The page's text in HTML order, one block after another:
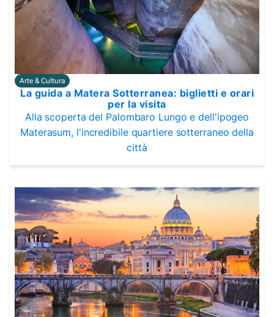
Arte & Cultura
La guida a Matera Sotterranea: biglietti e orari
per la visita
Alla scoperta del Palombaro Lungo e dell'ipogeo
Materasum, l'incredibile quartiere sotterraneo della
città